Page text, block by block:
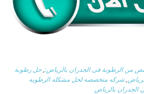
من الرطوبة فى الجدران بالرياض:,حل رطوبة
,شركه متخصصه لحل مشكله الرطوبه
بالرياض